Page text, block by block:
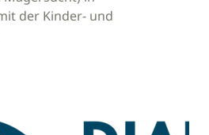
der Kinder- und